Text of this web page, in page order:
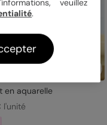
en aquarelle
veuillez
.